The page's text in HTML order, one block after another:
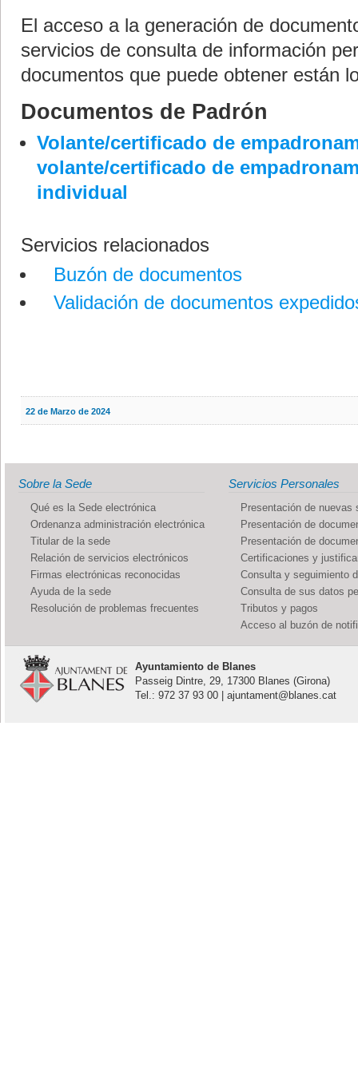
El acceso a la generación de
servicios de consulta de información
documentos que puede obtener están
Documentos de Padrón
Volante/certificado de
volante/certificado de
individual
Servicios relacionados
Buzón de documentos
Validación de documentos
22 de Marzo de 2024
Sobre la Sede
Qué es la Sede electrónica
Ordenanza administración electrónica
Titular de la sede
Relación de servicios electrónicos
Firmas electrónicas reconocidas
Ayuda de la sede
Resolución de problemas frecuentes
Servicios Personales
Presentación de nuevas
Presentación de
Presentación de
Certificaciones y
Consulta y seguimiento
Consulta de sus datos
Tributos y pagos
Acceso al buzón de
Ayuntamiento de Blanes
Passeig Dintre, 29, 17300 Blanes (Girona)
Tel.: 972 37 93 00 | ajuntament@blanes.cat